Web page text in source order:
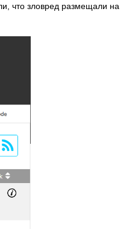
что зловред размещали на